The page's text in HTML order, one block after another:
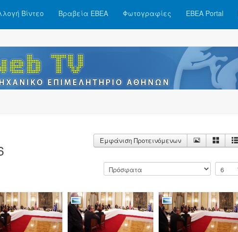
Βίντεο Βραβεία ΕΒΕΑ Φωτογραφίες ΕΒΕΑ Portal
Εμφάνιση Προτεινόμενων